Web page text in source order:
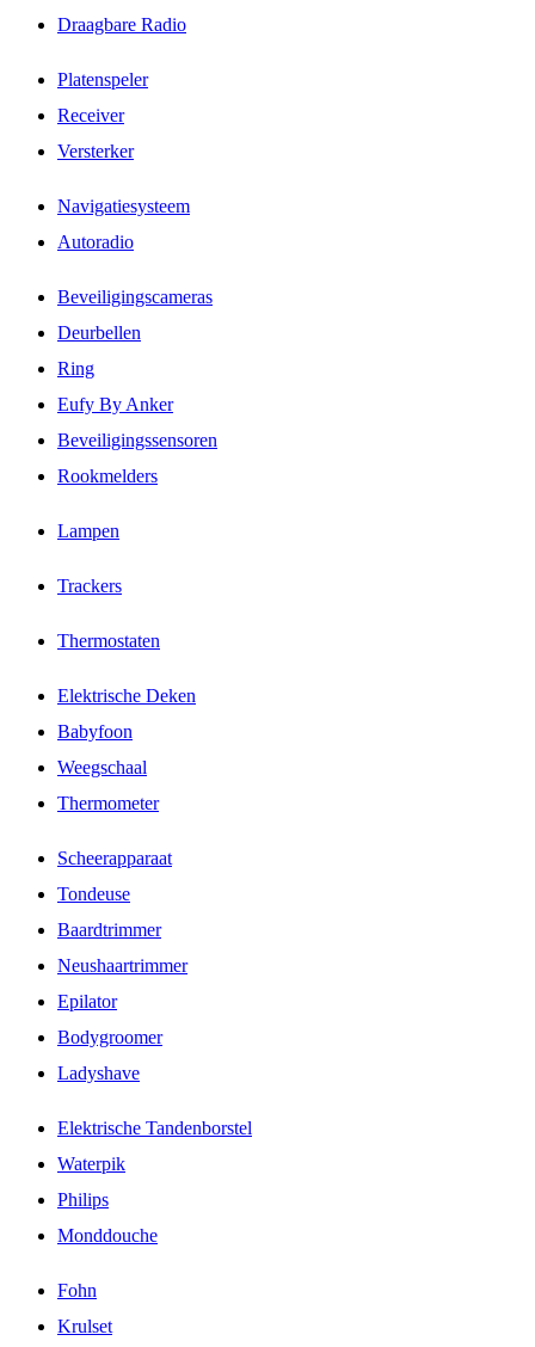
Draagbare Radio
Platenspeler
Receiver
Versterker
Navigatiesysteem
Autoradio
Beveiligingscameras
Deurbellen
Ring
Eufy By Anker
Beveiligingssensoren
Rookmelders
Lampen
Trackers
Thermostaten
Elektrische Deken
Babyfoon
Weegschaal
Thermometer
Scheerapparaat
Tondeuse
Baardtrimmer
Neushaartrimmer
Epilator
Bodygroomer
Ladyshave
Elektrische Tandenborstel
Waterpik
Philips
Monddouche
Fohn
Krulset